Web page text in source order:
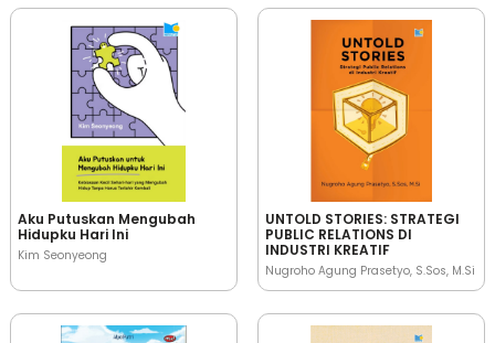
Aku Putuskan Mengubah
Hidupku Hari Ini
Kim Seonyeong
UNTOLD STORIES: STRATEGI
PUBLIC RELATIONS DI
INDUSTRI KREATIF
Nugroho Agung Prasetyo, S.Sos, M.Si